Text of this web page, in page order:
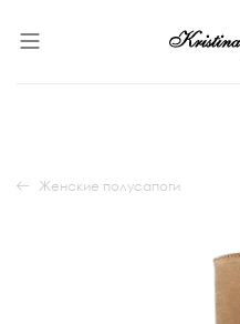
Женские полусапоги